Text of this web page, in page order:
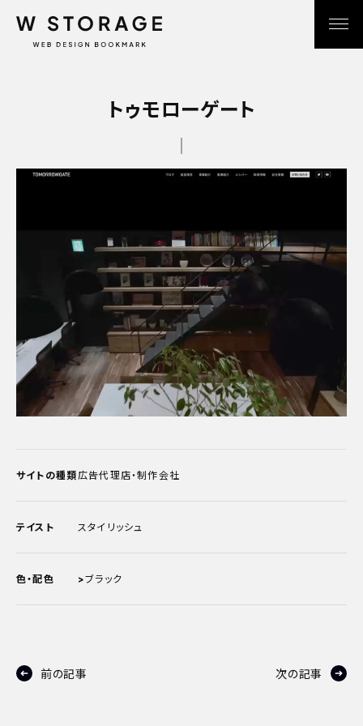
トゥモローゲート
サイトの種類広告代理店・制作会社
テイスト スタイリッシュ
色・配色 >ブラック
前の記事 次の記事